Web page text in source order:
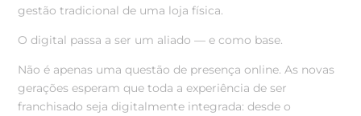
gestão tradicional de uma loja física.
O digital passa a ser um aliado — e como base.
Não é apenas uma questão de presença online. As novas
gerações esperam que toda a experiência de ser
franchisado seja digitalmente integrada: desde o